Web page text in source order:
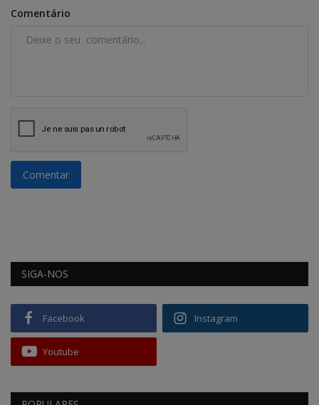
Comentário
Comentar
SIGA-NOS
Facebook Instagram
Youtube